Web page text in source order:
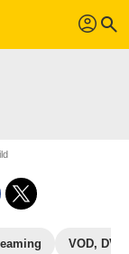
profil search
VOD, DVD